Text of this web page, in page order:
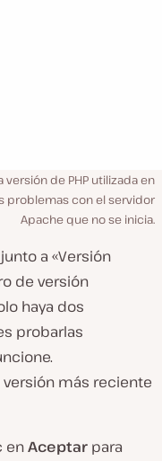
de PHP utilizada en
problemas con el servidor
Apache que no se inicia.
a «Versión
de versión
haya dos
probarlas
más reciente
enAceptar para